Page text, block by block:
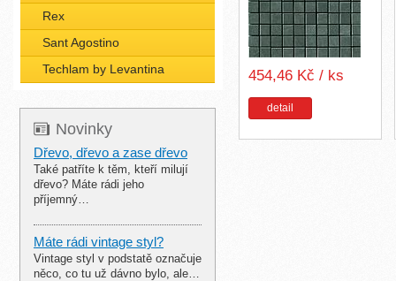
Rex
Sant Agostino
Techlam by Levantina
Novinky
Dřevo, dřevo a zase dřevo
Také patříte k těm, kteří milují
dřevo? Máte rádi jeho
příjemný…
Máte rádi vintage styl?
Vintage styl v podstatě označuje
něco, co tu už dávno bylo, ale…
454,46 Kč / ks
detail